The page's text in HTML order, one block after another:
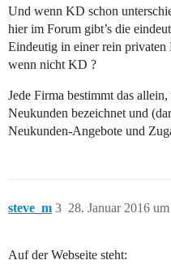
Und wenn KD schon
hier im Forum gibt’s die
Eindeutig in einer rein privaten
wenn nicht KD ?
Jede Firma bestimmt das
Neukunden bezeichnet und
Neukunden-Angebote und
steve_m 28. Januar 2016
3
Auf der Webseite steht: